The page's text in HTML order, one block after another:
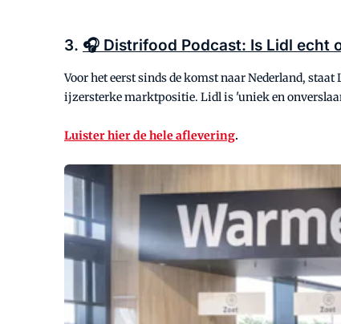
3. 🎧 Distrifood Podcast: Is Lidl echt
Voor het eerst sinds de komst naar Nederland,
ijzersterke marktpositie. Lidl is 'uniek en
Luister hier de hele aflevering.